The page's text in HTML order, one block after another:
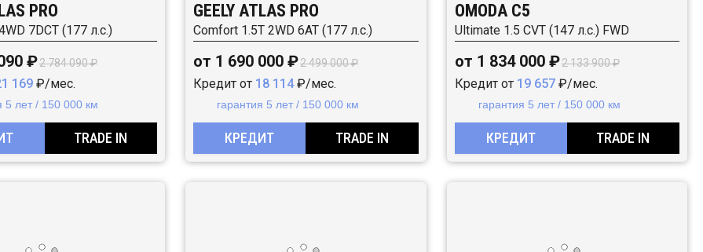
PRO
7DCT (177 л.с.)
₽2 784 090 ₽
169₽/мес.
5 лет / 150 000 км
TRADE IN
GEELY ATLAS PRO
Comfort 1.5T 2WD 6AT (177 л.с.)
от 1 690 000 ₽2 499 000 ₽
Кредит от 18 114₽/мес.
гарантия 5 лет / 150 000 км
КРЕДИТ TRADE IN
OMODA C5
Ultimate 1.5 CVT (147 л.с.) FWD
от 1 834 000 ₽2 133 900 ₽
Кредит от 19 657₽/мес.
гарантия 5 лет / 150 000 км
КРЕДИТ TRADE IN